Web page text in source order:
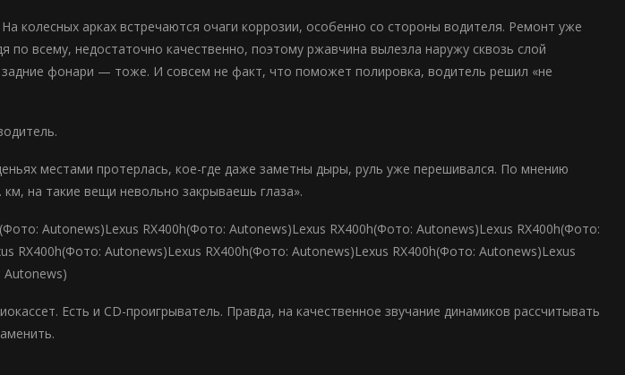
колесных арках встречаются очаги коррозии, особенно со стороны водителя. Ремонт уже
по всему, недостаточно качественно, поэтому ржавчина вылезла наружу сквозь слой
фонари — тоже. И совсем не факт, что поможет полировка, водитель решил «не
местами протерлась, кое-где даже заметны дыры, руль уже перешивался. По мнению
на такие вещи невольно закрываешь глаза».
Autonews)Lexus RX400h(Фото: Autonews)Lexus RX400h(Фото: Autonews)Lexus RX400h(Фото:
RX400h(Фото: Autonews)Lexus RX400h(Фото: Autonews)Lexus RX400h(Фото: Autonews)Lexus
Autonews)
Есть и CD-проигрыватель. Правда, на качественное звучание динамиков рассчитывать